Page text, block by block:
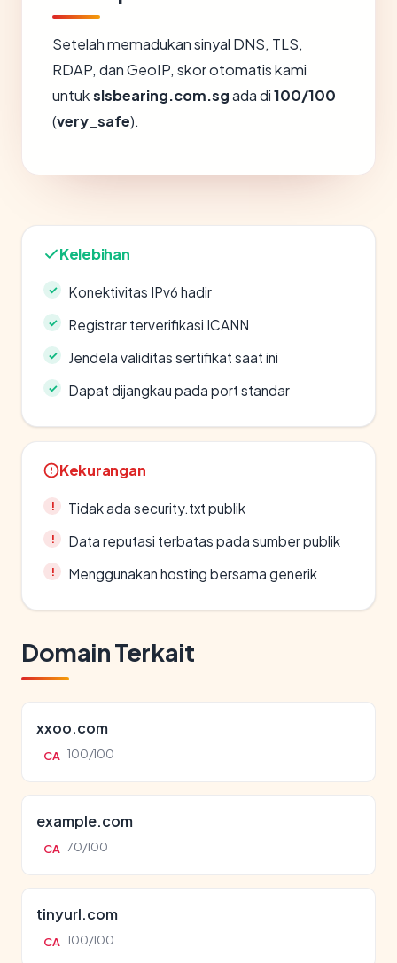
Setelah memadukan sinyal DNS, TLS,
RDAP, dan GeoIP, skor otomatis kami
untukslsbearing.com.sgada di100/100
(very_safe).
Kelebihan
Konektivitas IPv6 hadir
Registrar terverifikasi ICANN
Jendela validitas sertifikat saat ini
Dapat dijangkau pada port standar
Kekurangan
Tidak ada security.txt publik
Data reputasi terbatas pada sumber publik
Menggunakan hosting bersama generik
Domain Terkait
xxoo.com
CA 100/100
example.com
CA 70/100
tinyurl.com
CA 100/100